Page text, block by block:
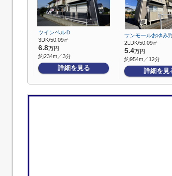
ツインベルＤ
3DK/50.09㎡
6.8万円
約234m／3分
詳細を見る
サンモールおゆみ
2LDK/50.09㎡
5.4万円
約954m／12分
詳細を見